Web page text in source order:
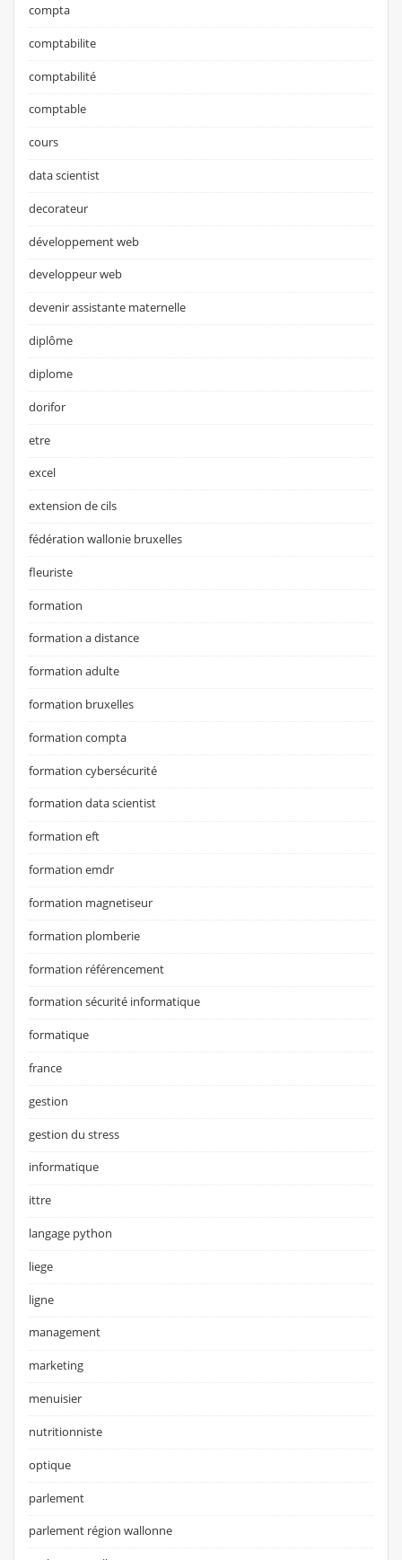
compta
comptabilite
comptabilité
comptable
cours
data scientist
decorateur
développement web
developpeur web
devenir assistante maternelle
diplôme
diplome
dorifor
etre
excel
extension de cils
fédération wallonie bruxelles
fleuriste
formation
formation a distance
formation adulte
formation bruxelles
formation compta
formation cybersécurité
formation data scientist
formation eft
formation emdr
formation magnetiseur
formation plomberie
formation référencement
formation sécurité informatique
formatique
france
gestion
gestion du stress
informatique
ittre
langage python
liege
ligne
management
marketing
menuisier
nutritionniste
optique
parlement
parlement région wallonne